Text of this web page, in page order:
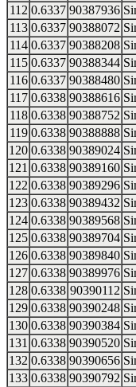
112 0.6337 90387936
113 0.6337 90388072
114 0.6337 90388208
115 0.6337 90388344
116 0.6337 90388480
117 0.6338 90388616
118 0.6338 90388752
119 0.6338 90388888
120 0.6338 90389024
121 0.6338 90389160
122 0.6338 90389296
123 0.6338 90389432
124 0.6338 90389568
125 0.6338 90389704
126 0.6338 90389840
127 0.6338 90389976
128 0.6338 90390112
129 0.6338 90390248
130 0.6338 90390384
131 0.6338 90390520
132 0.6338 90390656
133 0.6338 90390792